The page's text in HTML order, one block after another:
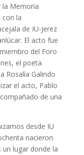
la Memoria
con la
de IU-Jerez
El acto fue
del Foro
el poeta
Rosalía Galindo
el acto, Pablo
de una
desde IU
nacieron
lugar donde la